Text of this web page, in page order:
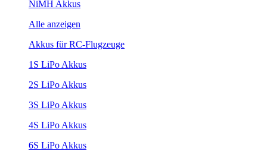
NiMH Akkus
Alle anzeigen
Akkus für RC-Flugzeuge
1S LiPo Akkus
2S LiPo Akkus
3S LiPo Akkus
4S LiPo Akkus
6S LiPo Akkus